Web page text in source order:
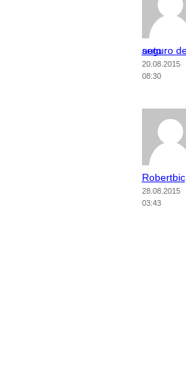
seguro de auto
20.08.2015
08:30
Robertbic
28.08.2015
03:43